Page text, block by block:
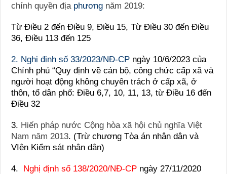
chính quyền địa phương năm 2019:
Từ Điều 2 đến Điều 9, Điều 15, Từ Điều 30 đến Điều
36, Điều 113 đến 125
2. Nghị định số 33/2023/NĐ-CP ngày 10/6/2023 của
Chính phủ “Quy định về cán bộ, công chức cấp xã và
người hoạt động không chuyên trách ở cấp xã, ở
thôn, tổ dân phố: Điều 6,7, 10, 11, 13, từ Điều 16 đến
Điều 32
3. Hiến pháp nước Cộng hòa xã hội chủ nghĩa Việt
Nam năm 2013. (Trừ chương Tòa án nhân dân và
VIện Kiểm sát nhân dân)
4. Nghị định số 138/2020/NĐ-CP ngày 27/11/2020